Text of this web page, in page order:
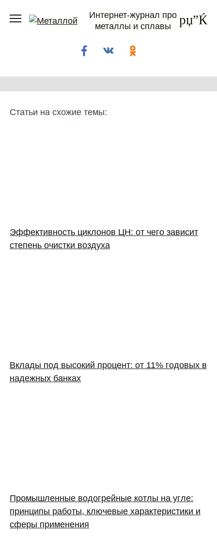
Интернет-журнал про
металлы и сплавы
Статьи на схожие темы:
Эффективность циклонов ЦН: от чего зависит
степень очистки воздуха
Вклады под высокий процент: от 11% годовых в
надежных банках
Промышленные водогрейные котлы на угле:
принципы работы, ключевые характеристики и
сферы применения